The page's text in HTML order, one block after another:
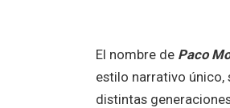
El nombre de Paco
estilo narrativo único,
distintas